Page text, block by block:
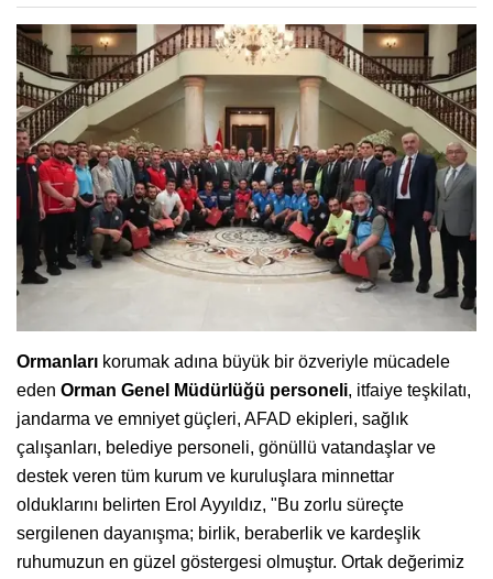
Ormanları korumak adına büyük bir özveriyle mücadele
eden Orman Genel Müdürlüğü personeli, itfaiye teşkilatı,
jandarma ve emniyet güçleri, AFAD ekipleri, sağlık
çalışanları, belediye personeli, gönüllü vatandaşlar ve
destek veren tüm kurum ve kuruluşlara minnettar
olduklarını belirten Erol Ayyıldız, "Bu zorlu süreçte
sergilenen dayanışma; birlik, beraberlik ve kardeşlik
ruhumuzun en güzel göstergesi olmuştur. Ortak değerimiz